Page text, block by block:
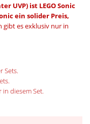
UVP) ist LEGO Sonic
ein solider Preis,
gibt es exklusiv nur in
Sets.
diesem Set.